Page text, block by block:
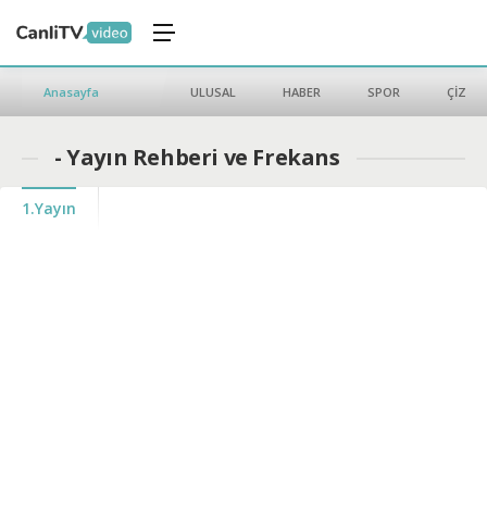
Anasayfa ULUSAL HABER SPOR ÇİZGİ
- Yayın Rehberi ve Frekans
1.Yayın